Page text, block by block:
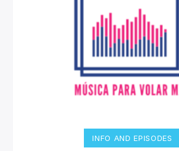
INFO AND EPISODES